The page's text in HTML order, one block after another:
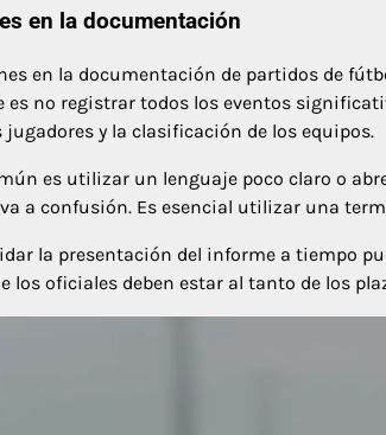
en la documentación
en la documentación de partidos de
es no registrar todos los eventos
jugadores y la clasificación de los equipos.
es utilizar un lenguaje poco claro o
a confusión. Es esencial utilizar una
la presentación del informe a tiempo
los oficiales deben estar al tanto de los